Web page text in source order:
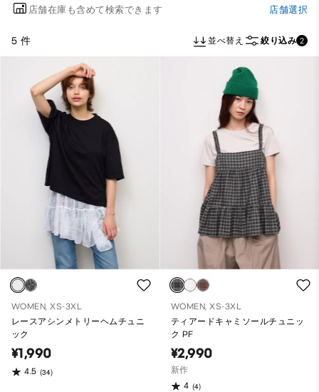
店舗在庫も含めて検索できます 店舗選択
5 件 並べ替え 絞り込み 2
WOMEN, XS-3XL
レースアシンメトリーヘムチュニ
ック
¥1,990
4.5 (34)
WOMEN, XS-3XL
ティアードキャミソールチュニッ
ク PF
¥2,990
新作
4 (4)